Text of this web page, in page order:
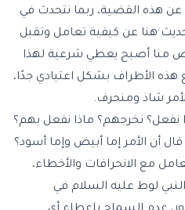
عن هذه القضية، ربما نتحدث في
هنا عن كيفية تعامل وتقبل
منا أصبح يعطي شرعية لهذا
هذه الأطراف بشكل اعتيادي جدًا،
شاذ ومنحرف.
نفعل؟ نخرجهم؟ ماذا نفعل بهم؟
أن الأمر إما أبيض وإما أسود؟
مع الانحرافات والأخطاء،
لوط عليه السلام في